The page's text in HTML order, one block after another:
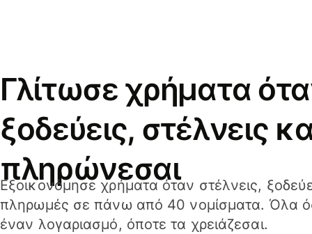
Γλίτωσε χρήματα
ξοδεύεις, στέλνεις
πληρώνεσαι
Εξοικονόμησε χρήματα όταν στέλνεις,
πληρωμές σε πάνω από 40 νομίσματα. Όλα
έναν λογαριασμό, όποτε τα χρειάζεσαι.